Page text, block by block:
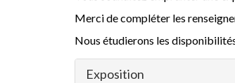
Merci de compléter les
Nous étudierons les
Exposition